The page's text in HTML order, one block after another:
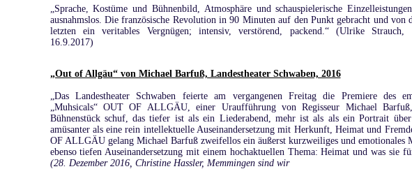
Sprache, Kostüme und Bühnenbild, Atmosphäre und schauspielerische
ausnahmslos. Die französische Revolution in 90 Minuten auf den Punkt gebracht und von
letzten ein veritables Vergnügen; intensiv, verstörend, packend.“ (Ulrike Strauch,
16.9.2017)
„Out of Allgäu“ von Michael Barfuß, Landestheater Schwaben, 2016
„Das Landestheater Schwaben feierte am vergangenen Freitag die Premiere des
„Muhsicals“ OUT OF ALLGÄU, einer Uraufführung von Regisseur Michael
Bühnenstück schuf, das tiefer ist als ein Liederabend, mehr ist als als ein Portrait
amüsanter als eine rein intellektuelle Auseinandersetzung mit Herkunft, Heimat und
OF ALLGÄU gelang Michael Barfuß zweifellos ein äußerst kurzweiliges und emotionales
ebenso tiefen Auseinandersetzung mit einem hochaktuellen Thema: Heimat und was sie
(28. Dezember 2016, Christine Hassler, Memmingen sind wir